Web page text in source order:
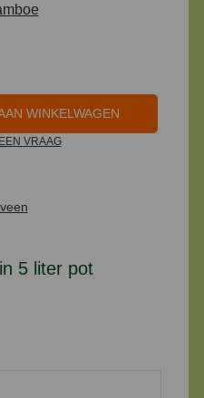
5 liter pot
WINKELWAGEN
VRAAG